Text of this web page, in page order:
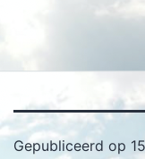
Gepubliceerd op